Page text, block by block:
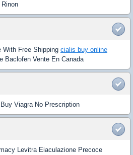
Rinon
With Free Shipping cialis buy online
Baclofen Vente En Canada
Buy Viagra No Prescription
Levitra Eiaculazione Precoce